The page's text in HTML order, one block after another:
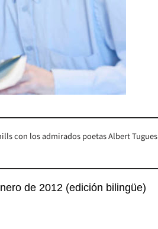
con los admirados poetas Albert Tugues
de 2012 (edición bilingüe)